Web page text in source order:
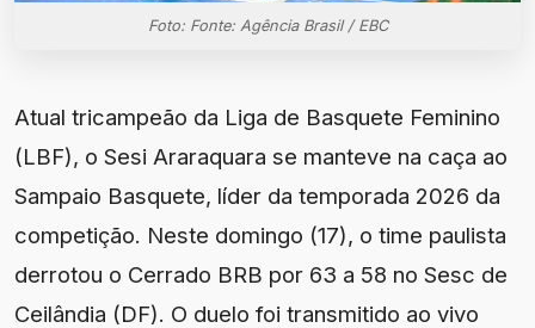
Foto: Fonte: Agência Brasil / EBC
Atual tricampeão da Liga de Basquete Feminino
(LBF), o Sesi Araraquara se manteve na caça ao
Sampaio Basquete, líder da temporada 2026 da
competição. Neste domingo (17), o time paulista
derrotou o Cerrado BRB por 63 a 58 no Sesc de
Ceilândia (DF). O duelo foi transmitido ao vivo